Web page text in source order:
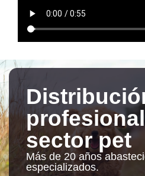
sector pet
Más de 20 años
especializados.